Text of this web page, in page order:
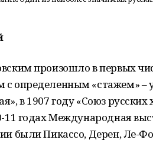
произошло в первых
определенным «стажем» –
в 1907 году «Союз
11 годах Международная
были Пикассо, Дерен, Ле-